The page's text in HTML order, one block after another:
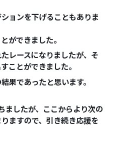
ョンを下げることもありま
ができました。
レースになりましたが、そ
ことができました。
果であったと思います。
ましたが、ここからより次の
ますので、引き続き応援を